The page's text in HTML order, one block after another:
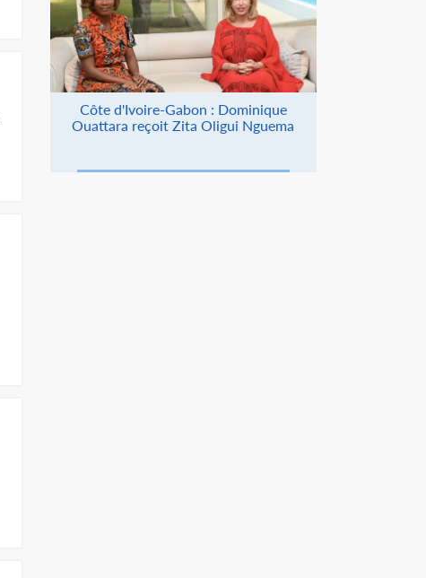
Côte d'Ivoire-Gabon : Dominique
Ouattara reçoit Zita Oligui Nguema